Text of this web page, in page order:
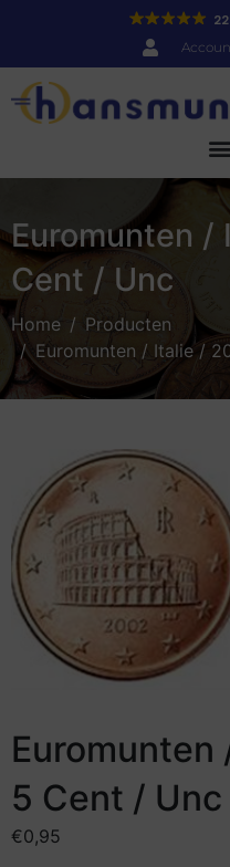
Euromunten /
Cent / Unc
Home
Producten
Euromunten / Italie /
5 Cent / Unc
€0,95